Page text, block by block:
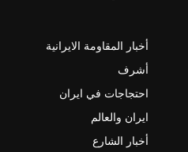
أخبار المقاومة الايرانية
أشرف
احتجاجات في ايران
ايران والعالم
أخبار الشارع